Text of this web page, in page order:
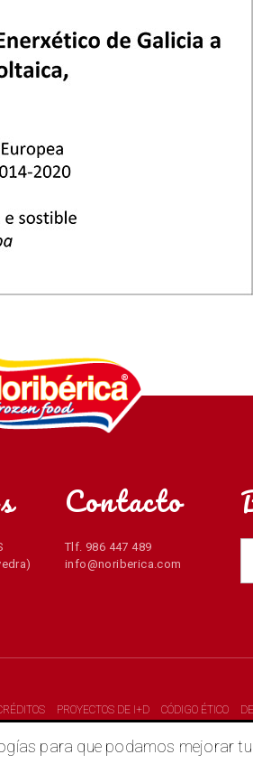
Contacto
Tlf. 986 447 489
info@noriberica.com
PROYECTOS DE I+D CÓDIGO ÉTICO
para que podamos mejorar